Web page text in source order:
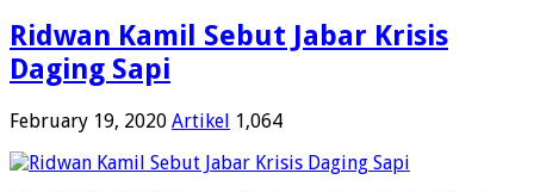
Ridwan Kamil Sebut Jabar Krisis
Daging Sapi
February 19, 2020 Artikel 1,064